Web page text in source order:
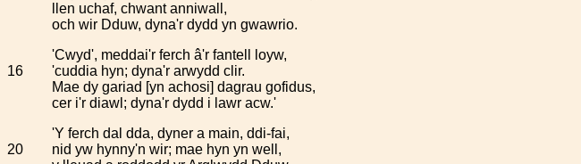
llen uchaf, chwant anniwall,
och wir Dduw, dyna'r dydd yn gwawrio.
'Cwyd', meddai'r ferch â'r fantell loyw,
16
'cuddia hyn; dyna'r arwydd clir.
Mae dy gariad [yn achosi] dagrau gofidus,
cer i'r diawl; dyna'r dydd i lawr acw.'
'Y ferch dal dda, dyner a main, ddi-fai,
20
nid yw hynny'n wir; mae hyn yn well,